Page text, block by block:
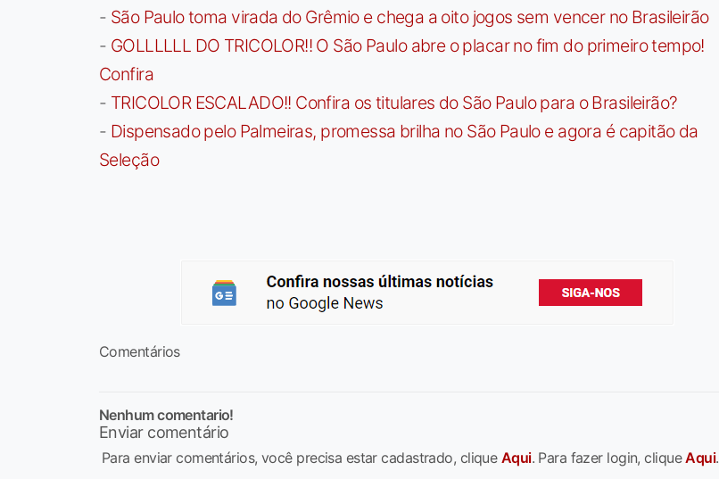
- São Paulo toma virada do Grêmio e chega a oito jogos sem vencer no Brasileirão
- GOLLLLLL DO TRICOLOR!! O São Paulo abre o placar no fim do primeiro tempo!
Confira
- TRICOLOR ESCALADO!! Confira os titulares do São Paulo para o Brasileirão?
- Dispensado pelo Palmeiras, promessa brilha no São Paulo e agora é capitão da
Seleção
Comentários
Nenhum comentario!
Enviar comentário
Para enviar comentários, você precisa estar cadastrado, clique Aqui. Para fazer login, cliqueAqui.